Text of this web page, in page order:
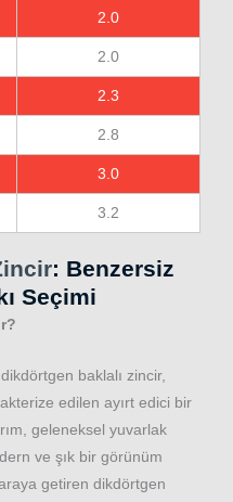
2.0
2.0
2.3
2.8
3.0
3.2
: Benzersiz
Seçimi
baklalı zincir,
edilen ayırt edici bir
geleneksel yuvarlak
ve şık bir görünüm
getiren dikdörtgen